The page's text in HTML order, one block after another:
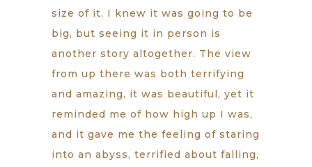
size of it. I knew it was going to be
big, but seeing it in person is
another story altogether. The view
from up there was both terrifying
and amazing, it was beautiful, yet it
reminded me of how high up I was,
and it gave me the feeling of staring
into an abyss, terrified about falling,